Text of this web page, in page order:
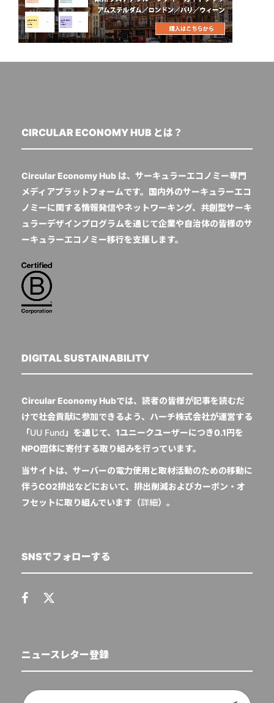
CIRCULAR ECONOMY HUB とは？
Circular Economy Hub は、サーキュラーエコノミー専門
メディアプラットフォームです。国内外のサーキュラーエコ
ノミーに関する情報発信やネットワーキング、共創型サーキ
ュラーデザインプログラムを通じて企業や自治体の皆様のサ
ーキュラーエコノミー移行を支援します。
DIGITAL SUSTAINABILITY
Circular Economy Hubでは、読者の皆様が記事を読むだ
けで社会貢献に参加できるよう、ハーチ株式会社が運営する
「UU Fund」を通じて、1ユニークユーザーにつき0.1円を
NPO団体に寄付する取り組みを行っています。
当サイトは、サーバーの電力使用と取材活動のための移動に
伴うCO2排出などにおいて、排出削減およびカーボン・オ
フセットに取り組んでいます（詳細）。
SNSでフォローする
ニュースレター登録